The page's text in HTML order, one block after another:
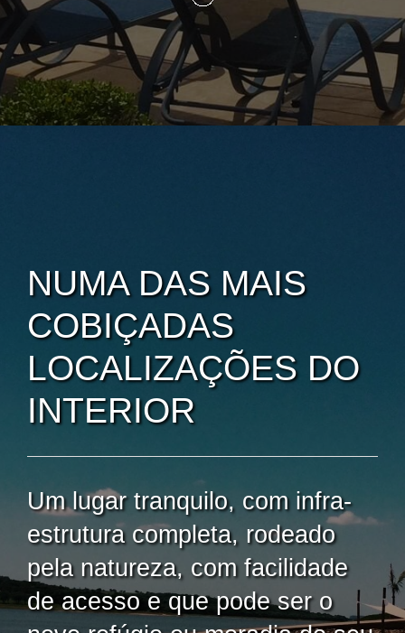
NUMA DAS MAIS
COBIÇADAS
LOCALIZAÇÕES DO
INTERIOR
Um lugar tranquilo, com infra-
estrutura completa, rodeado
pela natureza, com facilidade
de acesso e que pode ser o